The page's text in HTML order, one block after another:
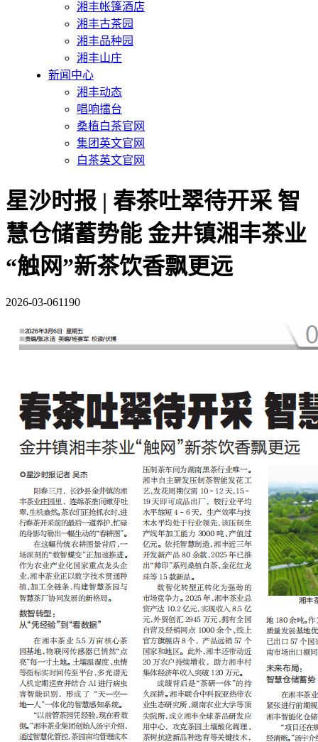
湘丰帐篷酒店
湘丰古茶园
湘丰品种园
湘丰山庄
新闻中心
湘丰动态
唱响擂台
桑植白茶官网
集团英文官网
白茶英文官网
星沙时报 | 春茶吐翠待开采 智
慧仓储蓄势能 金井镇湘丰茶业
“触网”新茶饮香飘更远
2026-03-061190